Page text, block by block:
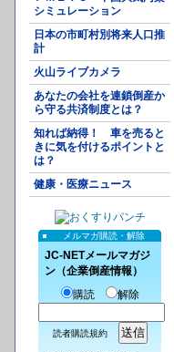
シミュレーション
日本の市町村別将来人口推
計
火山ライブカメラ
あなたの会社を連鎖倒産か
ら守る共済制度とは？
知れば納得！ 車を売ると
きに気を付けるポイントと
は？
健康・医療ニュース
メルマガ購読・解除
JC-NETメールマガジ
ン（企業倒産情報）
購読
解除
読者購読規約